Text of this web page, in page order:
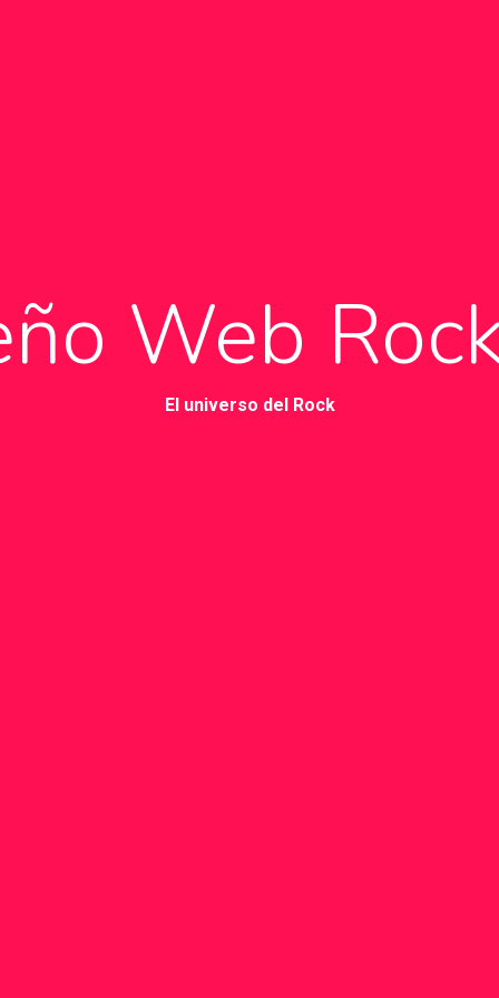
Web
El universo del Rock